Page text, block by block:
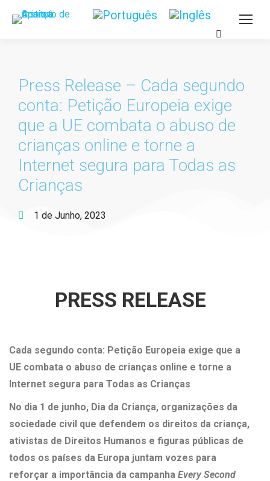
Press Release – Cada segundo
conta: Petição Europeia exige
que a UE combata o abuso de
crianças online e torne a
Internet segura para Todas as
Crianças
1 de Junho, 2023
PRESS RELEASE
Cada segundo conta: Petição Europeia exige que a
UE combata o abuso de crianças online e torne a
Internet segura para Todas as Crianças
No dia 1 de junho, Dia da Criança, organizações da
sociedade civil que defendem os direitos da criança,
ativistas de Direitos Humanos e figuras públicas de
todos os países da Europa juntam vozes para
reforçar a importância da campanha Every Second